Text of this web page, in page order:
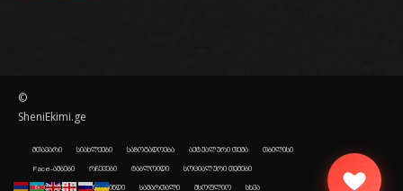
©
SheniEkimi.ge
მთავარი სიახლეები საზოგადოება აქტუალური თემა თბილისი
Face-ამბები რჩევები ტაბლოიდი სოციალური თემები
ისტორიები შენი ამინდი სამართალი მსოფლიო სხვა